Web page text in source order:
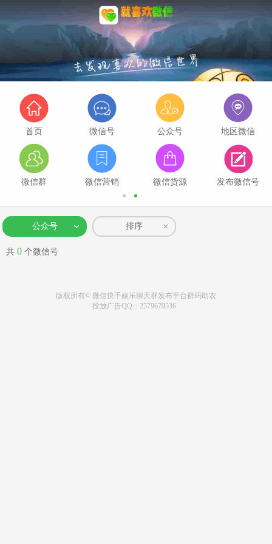
首页 微信号 公众号 地区微信
微信群 微信营销 微信货源 发布微信号
公众号 排序
共 0 个微信号
版权所有© 微信快手娱乐聊天群发布平台群码助农
投放广告QQ：2579679536